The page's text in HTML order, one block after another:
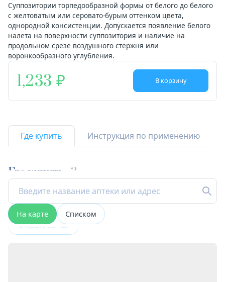
Суппозитории торпедообразной формы от белого до белого
с желтоватым или серовато-бурым оттенком цвета,
однородной консистенции. Допускается появление белого
налета на поверхности суппозитория и наличие на
продольном срезе воздушного стержня или
воронкообразного углубления.
1,233 В корзину
Где купить Инструкция по применению
Где купить 3
На карте Списком
Открыта сейчас